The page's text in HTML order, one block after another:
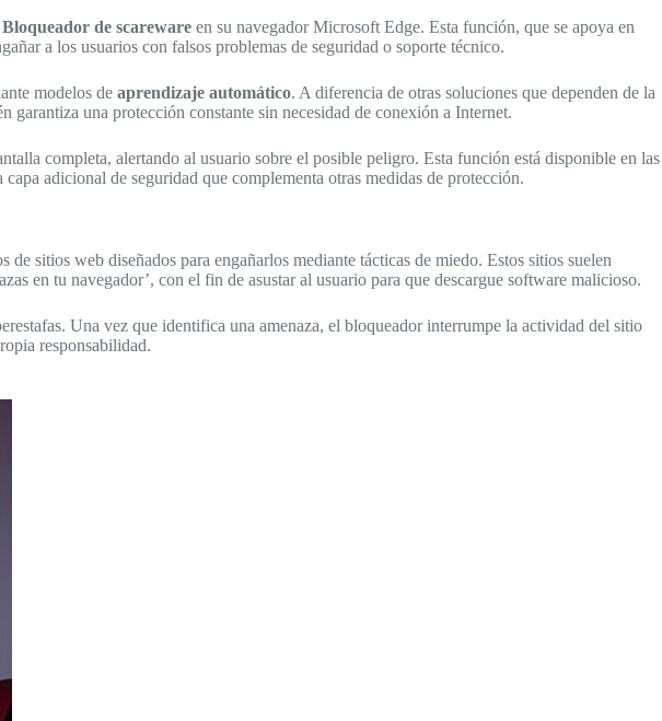
Bloqueador de scareware en su navegador Microsoft Edge. Esta función, que se apoya en
a los usuarios con falsos problemas de seguridad o soporte técnico.
modelos de aprendizaje automático. A diferencia de otras soluciones que dependen de la
una protección constante sin necesidad de conexión a Internet.
completa, alertando al usuario sobre el posible peligro. Esta función está disponible en las
adicional de seguridad que complementa otras medidas de protección.
sitios web diseñados para engañarlos mediante tácticas de miedo. Estos sitios suelen
en tu navegador’, con el fin de asustar al usuario para que descargue software malicioso.
Una vez que identifica una amenaza, el bloqueador interrumpe la actividad del sitio
responsabilidad.